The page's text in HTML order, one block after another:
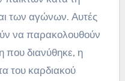
των αγώνων. Αυτές
να παρακολουθούν
που διανύθηκε, η
του καρδιακού